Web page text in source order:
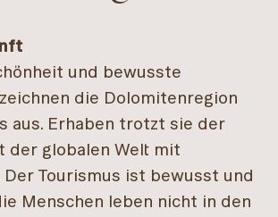
und bewusste
die Dolomitenregion
aus. Erhaben trotzt sie der
der globalen Welt mit
Tourismus ist bewusst und
Menschen leben nicht in den